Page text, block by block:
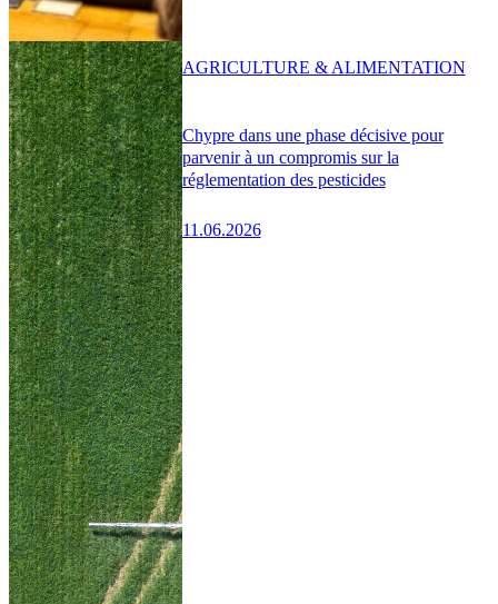
Chypre dans une phase décisive pour
parvenir à un compromis sur la
réglementation des pesticides
11.06.2026
AGRICULTURE & ALIMENTATION